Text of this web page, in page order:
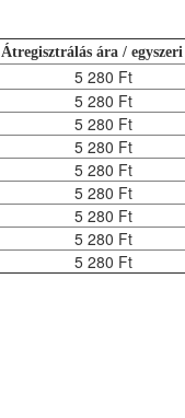
Átregisztrálás ára /
5 280 Ft
5 280 Ft
5 280 Ft
5 280 Ft
5 280 Ft
5 280 Ft
5 280 Ft
5 280 Ft
5 280 Ft